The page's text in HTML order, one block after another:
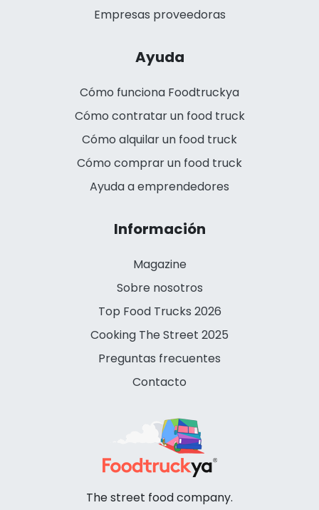
Empresas proveedoras
Ayuda
Cómo funciona Foodtruckya
Cómo contratar un food truck
Cómo alquilar un food truck
Cómo comprar un food truck
Ayuda a emprendedores
Información
Magazine
Sobre nosotros
Top Food Trucks 2026
Cooking The Street 2025
Preguntas frecuentes
Contacto
The street food company.